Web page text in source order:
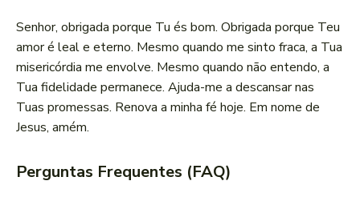
Senhor, obrigada porque Tu és bom. Obrigada porque Teu
amor é leal e eterno. Mesmo quando me sinto fraca, a Tua
misericórdia me envolve. Mesmo quando não entendo, a
Tua fidelidade permanece. Ajuda-me a descansar nas
Tuas promessas. Renova a minha fé hoje. Em nome de
Jesus, amém.
Perguntas Frequentes (FAQ)